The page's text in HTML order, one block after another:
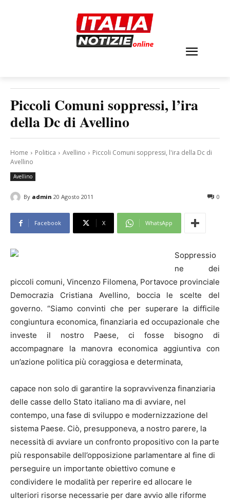
Piccoli Comuni soppressi, l’ira
della Dc di Avellino
Home Politica Avellino
Piccoli Comuni soppressi, l'ira della Dc di
Avellino
Avellino
By admin 20 Agosto 2011 0
Facebook X WhatsApp
Soppressio
ne dei
piccoli comuni, Vincenzo Filomena, Portavoce provinciale
Democrazia Cristiana Avellino, boccia le scelte del
governo. “Siamo convinti che per superare la difficile
congiuntura economica, finanziaria ed occupazionale che
investe il nostro Paese, ci fosse bisogno di
accompagnare la manovra economica aggiuntiva con
un’azione politica più coraggiosa e determinata,
capace non solo di garantire la sopravvivenza finanziaria
delle casse dello Stato italiano ma di avviare, nel
contempo, una fase di sviluppo e modernizzazione del
sistema Paese. Ciò, presupponeva, a nostro parere, la
necessità di avviare un confronto propositivo con la parte
più responsabile dell’opposizione parlamentare al fine di
perseguire un importante obiettivo comune e
condividere le modalità per reperire ed allocare le
ulteriori risorse necessarie per dare avvio alle riforme